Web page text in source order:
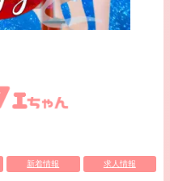
新着情報 求人情報